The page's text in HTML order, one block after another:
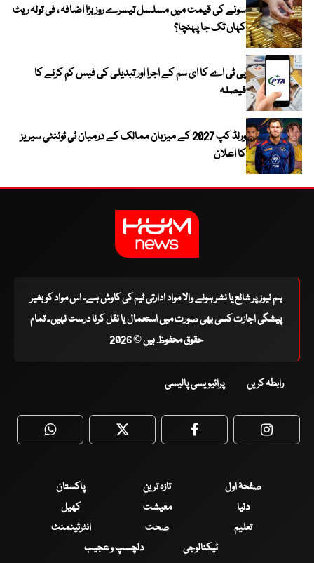
سونے کی قیمت میں مسلسل تیسرے روز بڑا اضافہ ، فی تولہ ریٹ
کہاں تک جا پہنچا؟
پی ٹی اے کا ای سم کے اجرا اور تبدیلی کی فیس کم کرنے کا
فیصلہ
ورلڈ کپ 2027 کے میزبان ممالک کے درمیان ٹی ٹوئنٹی سیریز
کا اعلان
ہم نیوز پر شائع یا نشر ہونے والا مواد ادارتی ٹیم کی کاوش ہے۔ اس مواد کو بغیر
پیشگی اجازت کسی بھی صورت میں استعمال یا نقل کرنا درست نہیں۔ تمام
حقوق محفوظ ہیں © 2026
رابطہ کریں پرائیویسی پالیسی
WhatsApp Twitter Facebook
صفحۂ اول تازہ ترین
پاکستان
دنیا
معیشت
کھیل
تعلیم
صحت
انٹرٹینمنٹ
ٹیکنالوجی
دلچسپ و عجیب